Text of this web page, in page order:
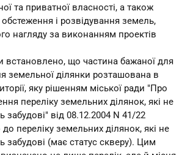
та приватної власності, а також
обстеження і розвідування земель,
нагляду за виконанням проектів
встановлено, що частина бажаної для
земельної ділянки розташована в
яку рішенням міської ради "Про
переліку земельних ділянок, які не
забудові" від 08.12.2004 N 41/22
до переліку земельних ділянок, які не
забудові (має статус скверу). Цим